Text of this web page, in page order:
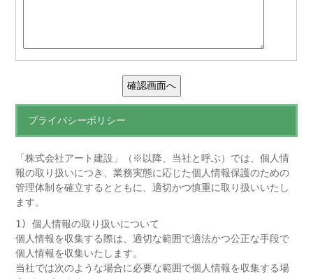
プライバシーポリシー
「株式会社アート建設」（※以降、当社と呼ぶ）では、個人情
報の取り扱いにつき、業務実態に応じた個人情報保護のための
管理体制を確立するとともに、適切かつ慎重に取り扱いいたし
ます。
1) 個人情報の取り扱いについて
個人情報を収集する際は、適切な範囲で適法かつ公正な手段で
個人情報を収集いたします。
当社では次のような場合に必要な範囲で個人情報を収集する場